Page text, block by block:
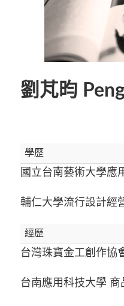
劉芃昀
學歷
國立台南藝術大學應
輔仁大學流行設計經
經歷
台灣珠寶金工創作協
台南應用科技大學